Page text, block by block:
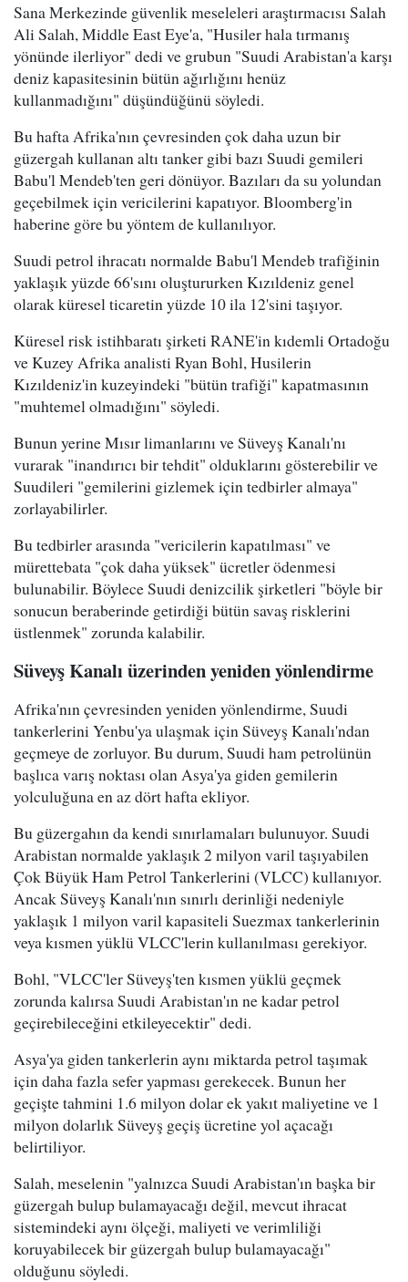
Sana Merkezinde güvenlik meseleleri araştırmacısı Salah
Ali Salah, Middle East Eye'a, "Husiler hala tırmanış
yönünde ilerliyor" dedi ve grubun "Suudi Arabistan'a karşı
deniz kapasitesinin bütün ağırlığını henüz
kullanmadığını" düşündüğünü söyledi.
Bu hafta Afrika'nın çevresinden çok daha uzun bir
güzergah kullanan altı tanker gibi bazı Suudi gemileri
Babu'l Mendeb'ten geri dönüyor. Bazıları da su yolundan
geçebilmek için vericilerini kapatıyor. Bloomberg'in
haberine göre bu yöntem de kullanılıyor.
Suudi petrol ihracatı normalde Babu'l Mendeb trafiğinin
yaklaşık yüzde 66'sını oluştururken Kızıldeniz genel
olarak küresel ticaretin yüzde 10 ila 12'sini taşıyor.
Küresel risk istihbaratı şirketi RANE'in kıdemli Ortadoğu
ve Kuzey Afrika analisti Ryan Bohl, Husilerin
Kızıldeniz'in kuzeyindeki "bütün trafiği" kapatmasının
"muhtemel olmadığını" söyledi.
Bunun yerine Mısır limanlarını ve Süveyş Kanalı'nı
vurarak "inandırıcı bir tehdit" olduklarını gösterebilir ve
Suudileri "gemilerini gizlemek için tedbirler almaya"
zorlayabilirler.
Bu tedbirler arasında "vericilerin kapatılması" ve
mürettebata "çok daha yüksek" ücretler ödenmesi
bulunabilir. Böylece Suudi denizcilik şirketleri "böyle bir
sonucun beraberinde getirdiği bütün savaş risklerini
üstlenmek" zorunda kalabilir.
Süveyş Kanalı üzerinden yeniden yönlendirme
Afrika'nın çevresinden yeniden yönlendirme, Suudi
tankerlerini Yenbu'ya ulaşmak için Süveyş Kanalı'ndan
geçmeye de zorluyor. Bu durum, Suudi ham petrolünün
başlıca varış noktası olan Asya'ya giden gemilerin
yolculuğuna en az dört hafta ekliyor.
Bu güzergahın da kendi sınırlamaları bulunuyor. Suudi
Arabistan normalde yaklaşık 2 milyon varil taşıyabilen
Çok Büyük Ham Petrol Tankerlerini (VLCC) kullanıyor.
Ancak Süveyş Kanalı'nın sınırlı derinliği nedeniyle
yaklaşık 1 milyon varil kapasiteli Suezmax tankerlerinin
veya kısmen yüklü VLCC'lerin kullanılması gerekiyor.
Bohl, "VLCC'ler Süveyş'ten kısmen yüklü geçmek
zorunda kalırsa Suudi Arabistan'ın ne kadar petrol
geçirebileceğini etkileyecektir" dedi.
Asya'ya giden tankerlerin aynı miktarda petrol taşımak
için daha fazla sefer yapması gerekecek. Bunun her
geçişte tahmini 1.6 milyon dolar ek yakıt maliyetine ve 1
milyon dolarlık Süveyş geçiş ücretine yol açacağı
belirtiliyor.
Salah, meselenin "yalnızca Suudi Arabistan'ın başka bir
güzergah bulup bulamayacağı değil, mevcut ihracat
sistemindeki aynı ölçeği, maliyeti ve verimliliği
koruyabilecek bir güzergah bulup bulamayacağı"
olduğunu söyledi.